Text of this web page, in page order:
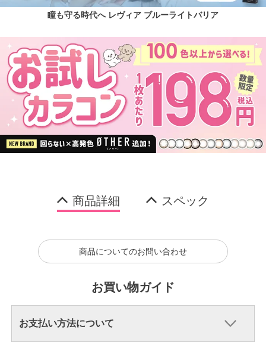
瞳も守る時代へ レヴィア ブルーライトバリア
商品詳細 スペック
商品についてのお問い合わせ
お買い物ガイド
お支払い方法について